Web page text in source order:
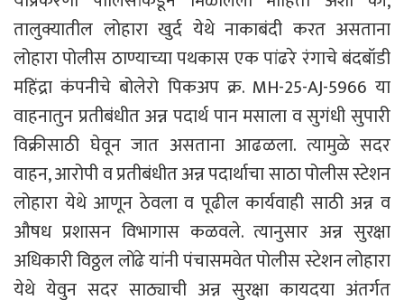
तालुक्यातील लोहारा खुर्द येथे नाकाबंदी करत असताना
लोहारा पोलीस ठाण्याच्या पथकास एक पांढरे रंगाचे बंदबॉडी
महिंद्रा कंपनीचे बोलेरो पिकअप क्र. MH-25-AJ-5966 या
वाहनातुन प्रतीबंधीत अन्न पदार्थ पान मसाला व सुगंधी सुपारी
विक्रीसाठी घेवून जात असताना आढळला. त्यामुळे सदर
वाहन, आरोपी व प्रतीबंधीत अन्न पदार्थाचा साठा पोलीस स्टेशन
लोहारा येथे आणून ठेवला व पूढील कार्यवाही साठी अन्न व
औषध प्रशासन विभागास कळवले. त्यानुसार अन्न सुरक्षा
अधिकारी विठ्ठल लोंढे यांनी पंचासमवेत पोलीस स्टेशन लोहारा
येथे येवुन सदर साठ्याची अन्न सुरक्षा कायदया अंतर्गत